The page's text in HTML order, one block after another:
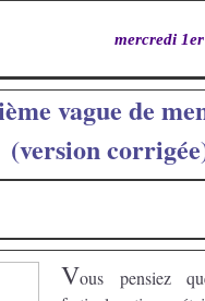
mercredi
vague de
(version
Vous pensiez